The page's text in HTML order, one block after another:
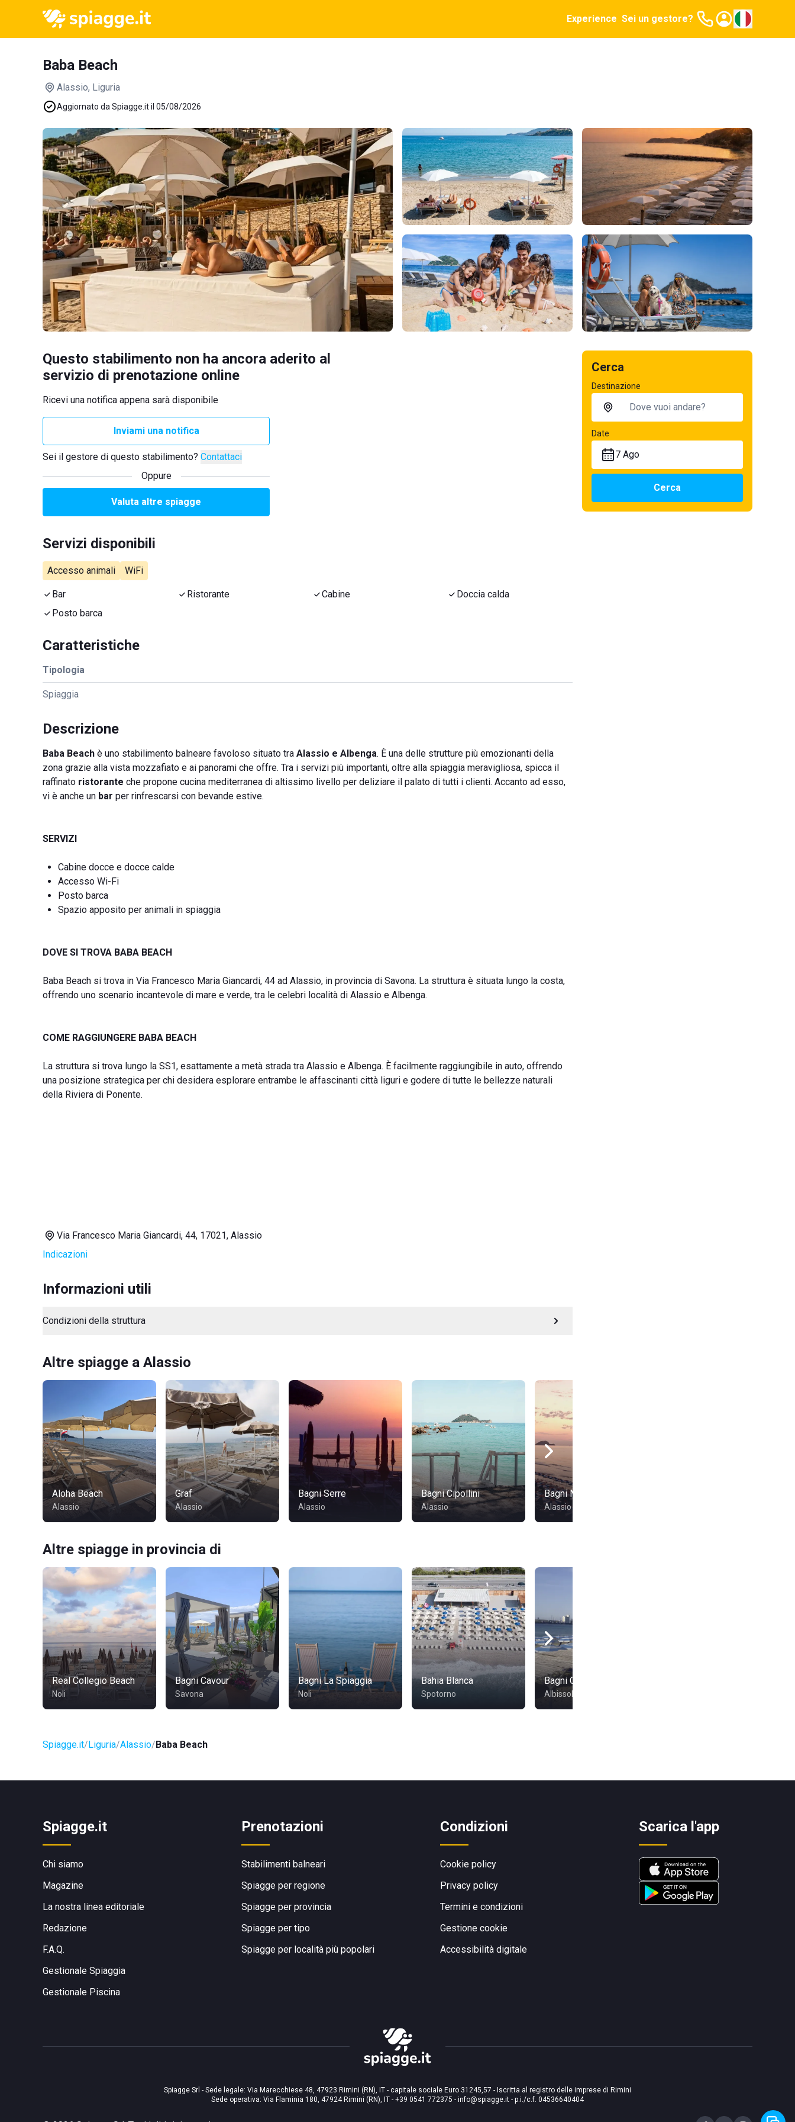
Experience Sei un gestore?
Baba Beach
Alassio, Liguria
Aggiornato da Spiagge.it il 05/08/2026
Questo stabilimento non ha ancora aderito al
servizio di prenotazione online
Ricevi una notifica appena sarà disponibile
Inviami una notifica
Sei il gestore di questo stabilimento? Contattaci
Oppure
Valuta altre spiagge
Servizi disponibili
Accesso animali WiFi
Bar Ristorante Cabine
Doccia calda
Posto barca
Caratteristiche
Tipologia
Spiaggia
Descrizione
Baba Beach è uno stabilimento balneare favoloso situato tra Alassio e Albenga. È una delle strutture più emozionanti della
zona grazie alla vista mozzafiato e ai panorami che offre. Tra i servizi più importanti, oltre alla spiaggia meravigliosa, spicca il
raffinato ristorante che propone cucina mediterranea di altissimo livello per deliziare il palato di tutti i clienti. Accanto ad esso,
vi è anche un bar per rinfrescarsi con bevande estive.
SERVIZI
Cabine docce e docce calde
Accesso Wi-Fi
Posto barca
Spazio apposito per animali in spiaggia
DOVE SI TROVA BABA BEACH
Baba Beach si trova in Via Francesco Maria Giancardi, 44 ad Alassio, in provincia di Savona. La struttura è situata lungo la costa,
offrendo uno scenario incantevole di mare e verde, tra le celebri località di Alassio e Albenga.
COME RAGGIUNGERE BABA BEACH
La struttura si trova lungo la SS1, esattamente a metà strada tra Alassio e Albenga. È facilmente raggiungibile in auto, offrendo
una posizione strategica per chi desidera esplorare entrambe le affascinanti città liguri e godere di tutte le bellezze naturali
della Riviera di Ponente.
Via Francesco Maria Giancardi, 44, 17021, Alassio
Indicazioni
Informazioni utili
Condizioni della struttura
Altre spiagge a Alassio
Aloha Beach
Alassio
Graf
Alassio
Bagni Serre
Alassio
Bagni Cipollini
Alassio
Bagni Manin
Alassio
Altre spiagge in provincia di
Real Collegio Beach
Noli
Bagni Cavour
Savona
Bagni La Spiaggia
Noli
Bahia Blanca
Spotorno
Bagni Colombo
Albissola Marina
Spiagge.it Liguria Alassio Baba Beach
Cerca
Destinazione
Date
7 Ago
Cerca
Spiagge.it
Chi siamo
Magazine
La nostra linea editoriale
Redazione
F.A.Q.
Gestionale Spiaggia
Gestionale Piscina
Prenotazioni
Stabilimenti balneari
Spiagge per regione
Spiagge per provincia
Spiagge per tipo
Spiagge per località più popolari
Condizioni
Cookie policy
Privacy policy
Termini e condizioni
Gestione cookie
Accessibilità digitale
Scarica l'app
Spiagge Srl - Sede legale: Via Marecchiese 48, 47923 Rimini (RN), IT - capitale sociale Euro 31245,57 - Iscritta al registro delle imprese di Rimini
Sede operativa: Via Flaminia 180, 47924 Rimini (RN), IT - +39 0541 772375 - info@spiagge.it - p.i./c.f. 04536640404